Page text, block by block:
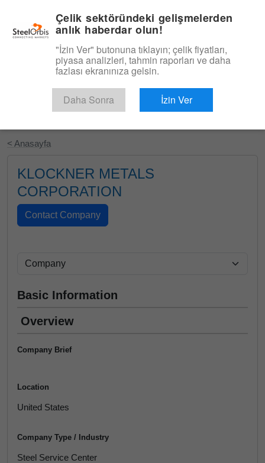
Ücretsiz Deneyin
< Anasayfa
KLOCKNER METALS
CORPORATION
Basic Information
Overview
Company Brief
Location
United States
Company Type / Industry
Steel Service Center
Çelik sektöründeki gelişmelerden
anlık haberdar olun!
"İzin Ver" butonuna tıklayın; çelik fiyatları,
piyasa analizleri, tahmin raporları ve daha
fazlası ekranınıza gelsin.
Daha Sonra İzin Ver